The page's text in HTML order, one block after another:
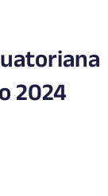
2024